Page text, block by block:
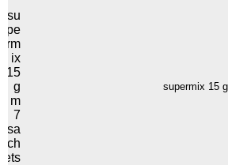
su
pe
rm
ix
15
g
m
7
sa
ch
ets